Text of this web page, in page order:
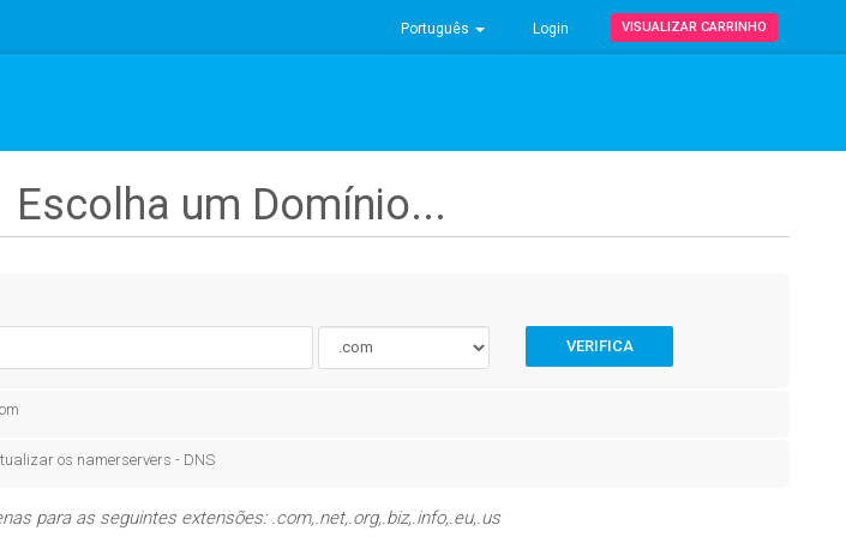
Português Login VISUALIZAR CARRINHO
Escolha um Domínio...
VERIFICA
os namerservers - DNS
para as seguintes extensões: .com,.net,.org,.biz,.info,.eu,.us